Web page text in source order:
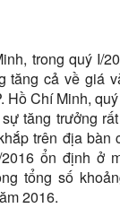
trong quý I/
tăng cả về giá
Hồ Chí Minh,
tăng trưởng
trên địa bàn
ổn định ở
tổng số
2016.